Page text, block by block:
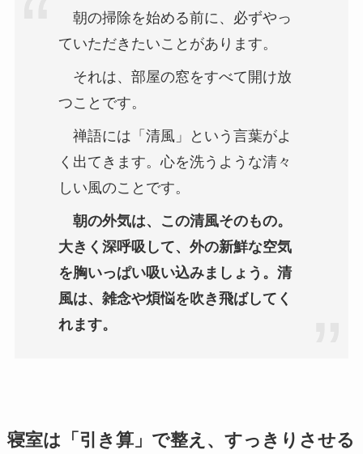
朝の掃除を始める前に、必ずやっ
ていただきたいことがあります。
それは、部屋の窓をすべて開け放
つことです。
禅語には「清風」という言葉がよ
く出てきます。心を洗うような清々
しい風のことです。
朝の外気は、この清風そのもの。
大きく深呼吸して、外の新鮮な空気
を胸いっぱい吸い込みましょう。清
風は、雑念や煩悩を吹き飛ばしてく
れます。
寝室は「引き算」で整え、すっきりさせる